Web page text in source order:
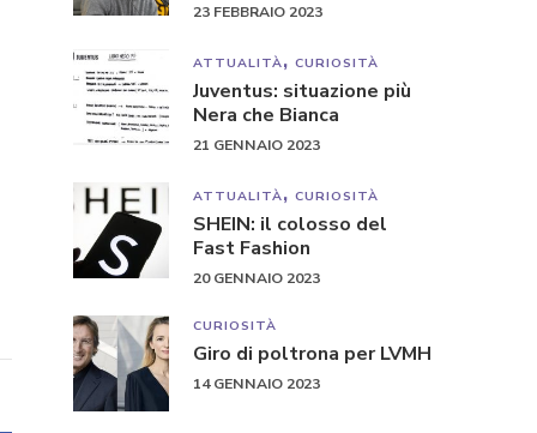
23 FEBBRAIO 2023
ATTUALITÀ CURIOSITÀ
Juventus: situazione più
Nera che Bianca
21 GENNAIO 2023
ATTUALITÀ CURIOSITÀ
SHEIN: il colosso del
Fast Fashion
20 GENNAIO 2023
CURIOSITÀ
Giro di poltrona per LVMH
14 GENNAIO 2023